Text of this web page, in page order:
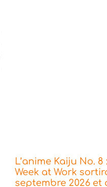
L’anime Kaiju No. 8
Week at Work
septembre 2026 et